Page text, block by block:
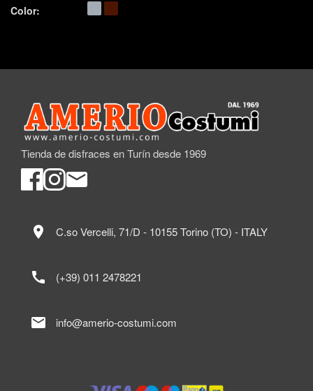
Color:
Tienda de disfraces en Turín desde 1969
location_on C.so Vercelli, 71/D - 10155 Torino (TO) - ITALY
call (+39) 011 2478221
mail info@amerio-costumi.com